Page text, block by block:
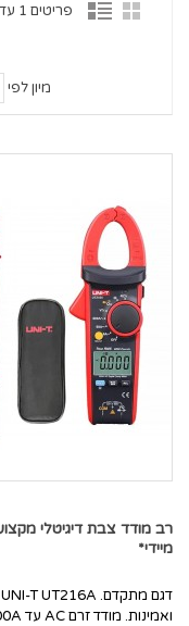
פריטים 1 עד 10 מתוך 55 סה"כ
מיון לפי
מיידי*